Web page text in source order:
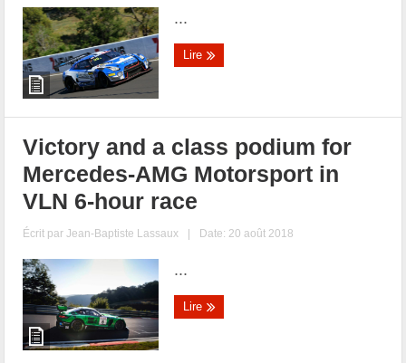
...
Lire
Victory and a class podium for
Mercedes-AMG Motorsport in
VLN 6-hour race
Écrit parJean-Baptiste Lassaux | Date: 20 août 2018
...
Lire